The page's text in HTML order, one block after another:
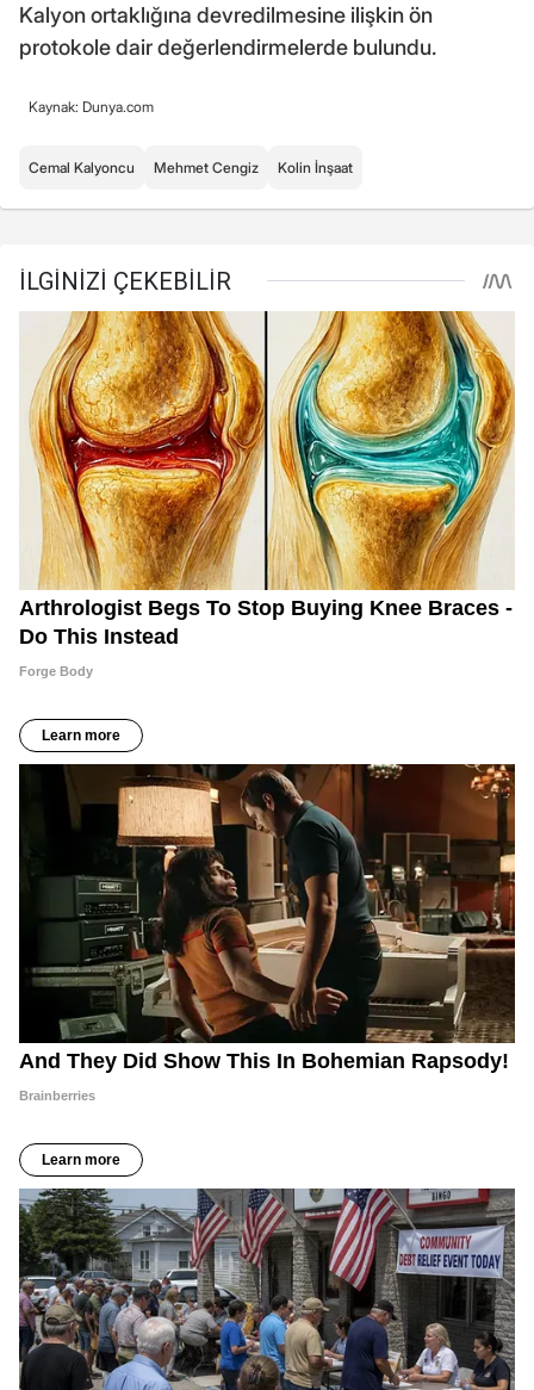
Kalyon ortaklığına devredilmesine ilişkin ön
protokole dair değerlendirmelerde bulundu.
Kaynak: Dunya.com
Cemal Kalyoncu Mehmet Cengiz Kolin İnşaat